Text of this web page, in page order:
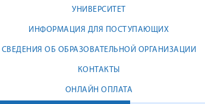
УНИВЕРСИТЕТ
ИНФОРМАЦИЯ ДЛЯ ПОСТУПАЮЩИХ
СВЕДЕНИЯ ОБ ОБРАЗОВАТЕЛЬНОЙ ОРГАНИЗАЦИИ
КОНТАКТЫ
ОНЛАЙН ОПЛАТА